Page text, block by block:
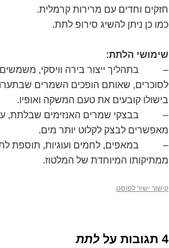
חזקים וחדים עם מרירות קרמלית.
כמו כן ניתן להשיג סירופ לתת.
שימושי הלתת:
– בתהליך ייצור בירה וויסקי, משמשים
לסוכרים, שאותם הופכים השמרים
בישולו קובעים את טעם המשקה ואופיו.
– בבצקי שמרים האנזימים שבלתת,
מאפשרים לבצק לקלוט יותר מים.
– במאפים, לחמים ועוגיות, תוספת
ממתיקותו המיוחדת של המלטוז.
קישור ישיר לפוסט.
4 תגובות על לתת